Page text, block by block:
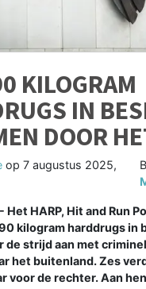
KILOGRAM
IN
DOOR
op 7 augustus 2025,
Het HARP, Hit and Run
kilogram harddrugs in
de strijd aan met
het buitenland. Zes
voor de rechter. Aan